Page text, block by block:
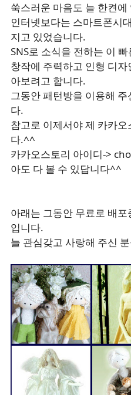
쑥스러운 마음도 늘 한켠
인터넷보다는 스마트폰시
지고 있었습니다.
SNS로 소식을 전하는 이
창작에 주력하고 인형 디
아보려고 합니다.
그동안 패턴방을 이용해
다.
참고로 이제서야 제 카카
다.^^
카카오스토리 아이디->
아도 다 볼 수 있답니다^^
아래는 그동안 무료로 배
입니다.
늘 관심갖고 사랑해 주신